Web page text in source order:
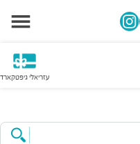
עזריאלי גיפטקארד